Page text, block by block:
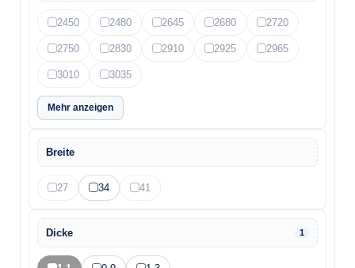
2450 2480 2645 2680 2720
2750 2830 2910 2925 2965
3010 3035
Mehr anzeigen
Breite
27 34 41
Dicke 1